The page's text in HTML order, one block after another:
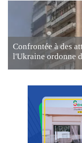
Confrontée à des
l'Ukraine ordonne